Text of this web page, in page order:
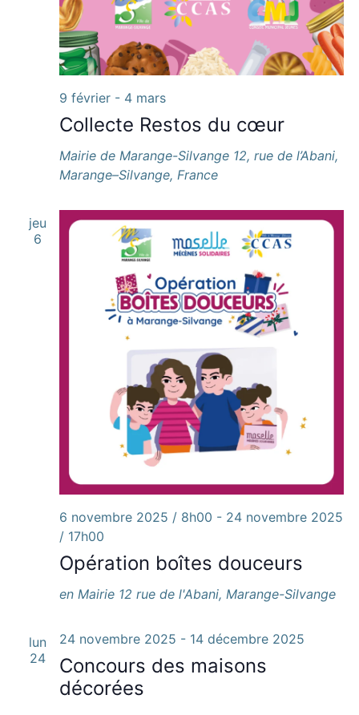
Collecte Restos du cœur
9 février- 4 mars
Mairie de Marange-Silvange 12, rue de l’Abani,
Marange–Silvange, France
jeu
6
Opération boîtes douceurs
6 novembre 2025 / 8h00 - 24 novembre 2025
/ 17h00
en Mairie 12 rue de l'Abani, Marange-Silvange
lun
24
Concours des maisons
décorées
24 novembre 2025 - 14 décembre 2025